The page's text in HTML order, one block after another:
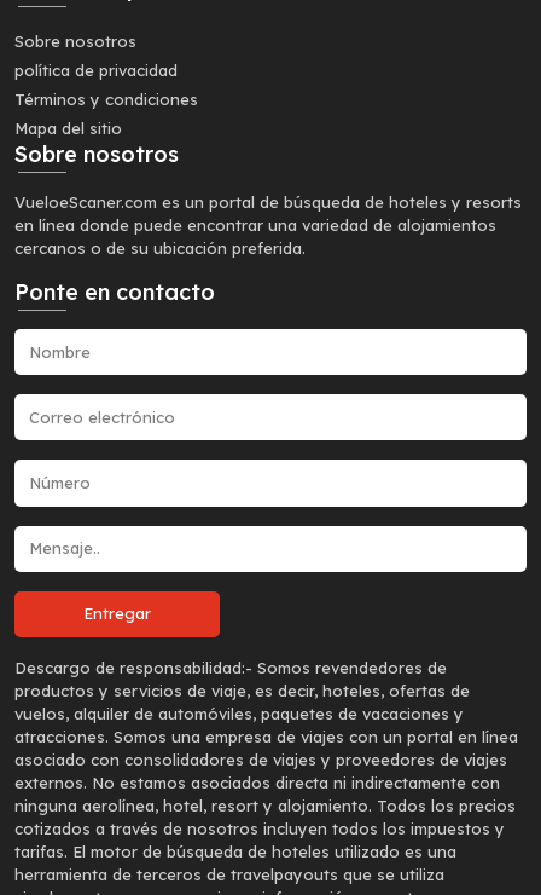
Sobre nosotros
política de privacidad
Términos y condiciones
Mapa del sitio
Sobre nosotros
VueloeScaner.com es un portal de búsqueda de hoteles y resorts
en línea donde puede encontrar una variedad de alojamientos
cercanos o de su ubicación preferida.
Ponte en contacto
Descargo de responsabilidad:- Somos revendedores de
productos y servicios de viaje, es decir, hoteles, ofertas de
vuelos, alquiler de automóviles, paquetes de vacaciones y
atracciones. Somos una empresa de viajes con un portal en línea
asociado con consolidadores de viajes y proveedores de viajes
externos. No estamos asociados directa ni indirectamente con
ninguna aerolínea, hotel, resort y alojamiento. Todos los precios
cotizados a través de nosotros incluyen todos los impuestos y
tarifas. El motor de búsqueda de hoteles utilizado es una
herramienta de terceros de travelpayouts que se utiliza